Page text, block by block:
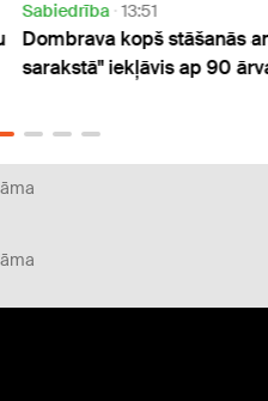
amatā "melnajā